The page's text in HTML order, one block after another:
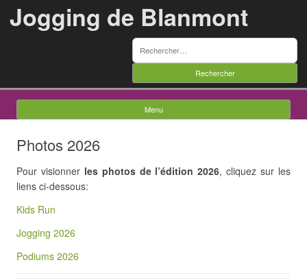
Jogging de Blanmont
Rechercher :
Menu
Photos 2026
Pour visionner les photos de l’édition 2026, cliquez sur les
liens ci-dessous:
Kids Run
Jogging 2026
Podiums 2026